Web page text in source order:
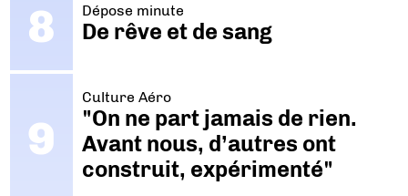
Dépose minute
De rêve et de sang
Culture Aéro
"On ne part jamais de rien.
Avant nous, d’autres ont
construit, expérimenté"